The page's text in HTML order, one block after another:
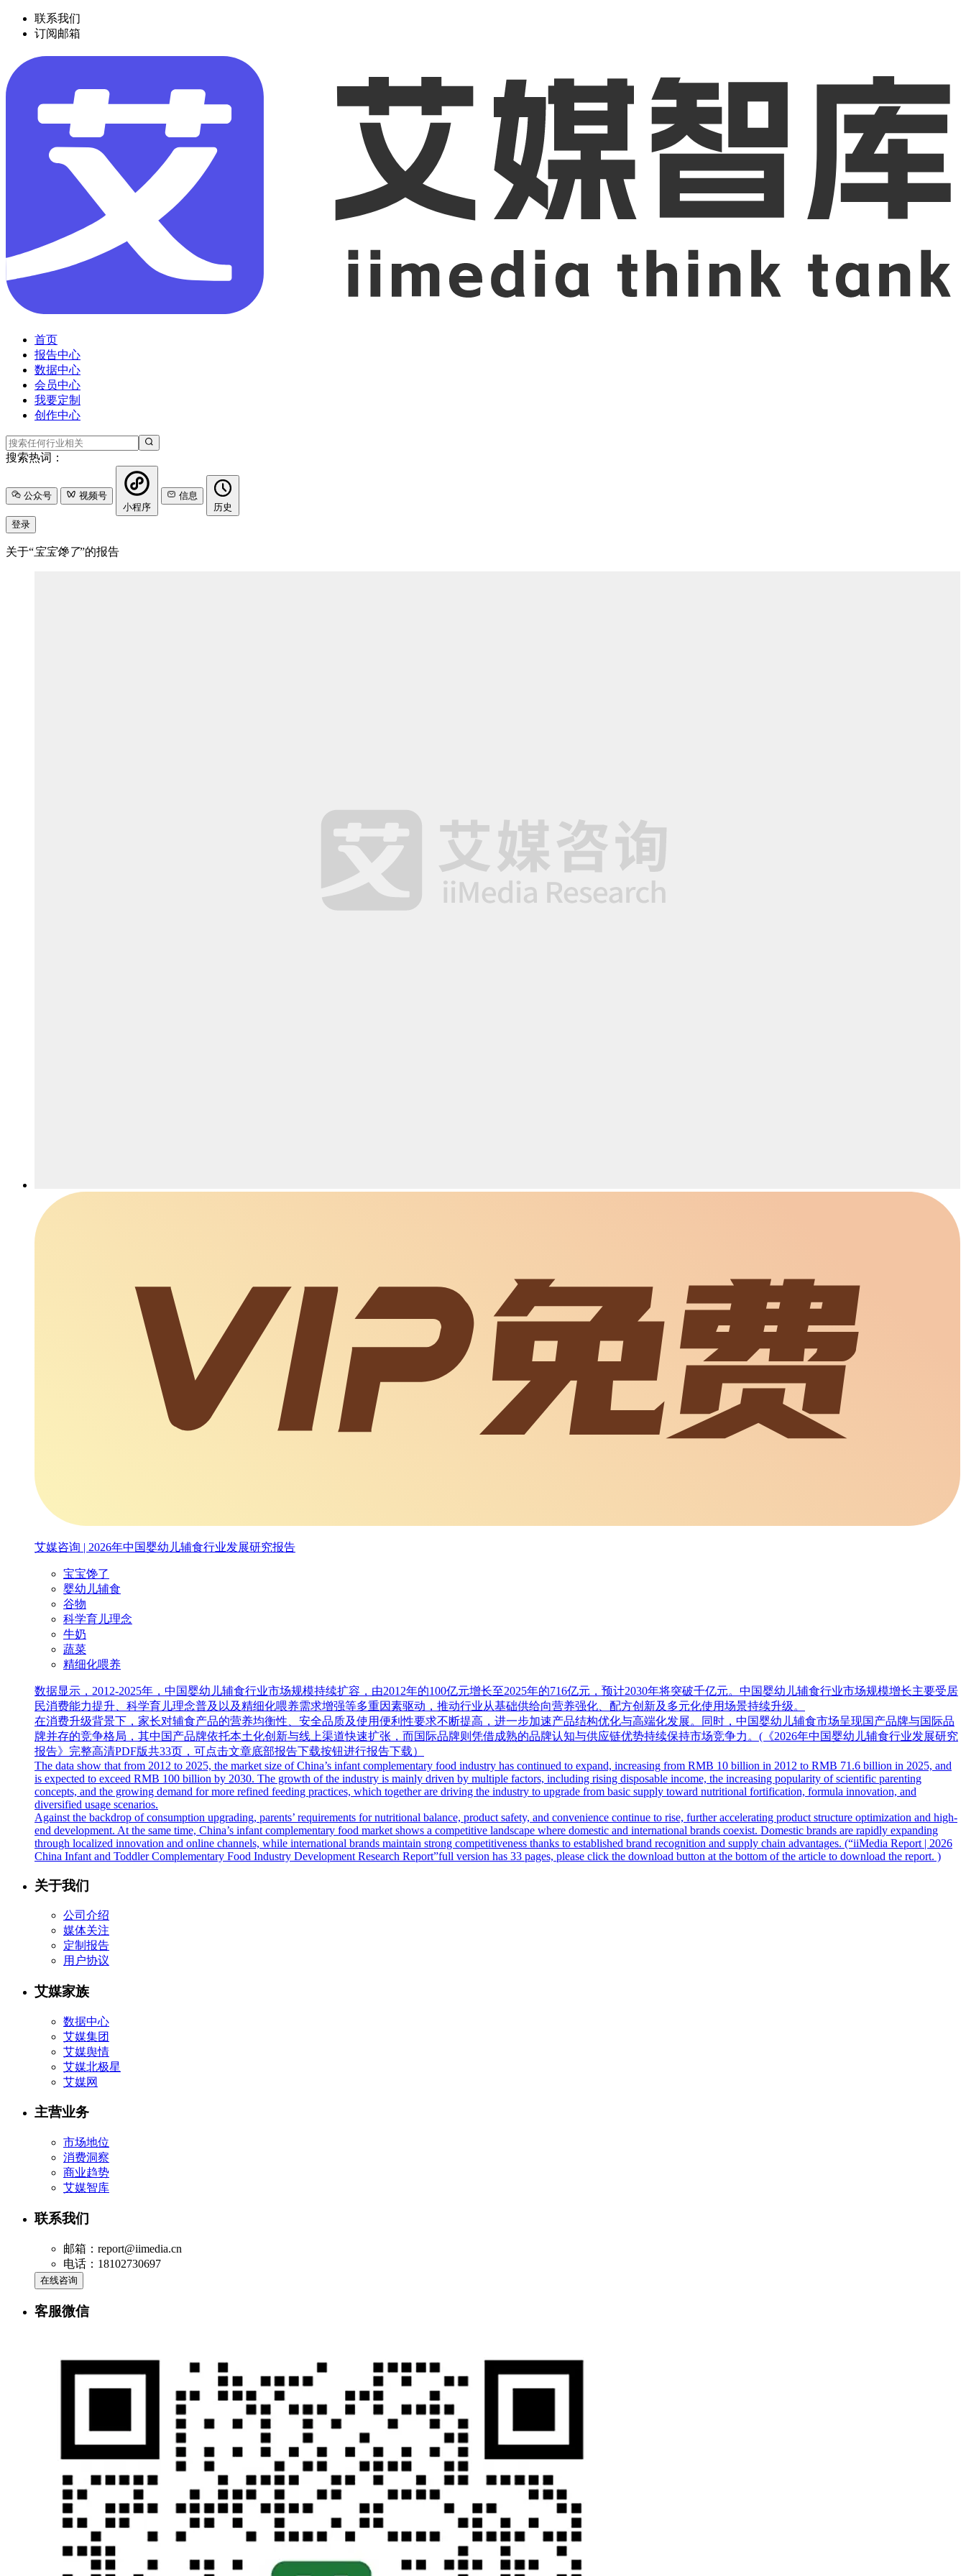
联系我们
订阅邮箱
首页
报告中心
数据中心
会员中心
我要定制
创作中心
搜索热词：
公众号
视频号
小程序
信息
历史
登录
关于“宝宝馋了”的报告
艾媒咨询 | 2026年中国婴幼儿辅食行业发展研究报告
宝宝馋了
婴幼儿辅食
谷物
科学育儿理念
牛奶
蔬菜
精细化喂养
数据显示，2012-2025年，中国婴幼儿辅食行业市场规模持续扩容，由2012年的100亿元增长至2025年的716亿元，预计2030年将突破千亿元。中国婴幼儿辅食行业市场规模增长主要受居
民消费能力提升、科学育儿理念普及以及精细化喂养需求增强等多重因素驱动，推动行业从基础供给向营养强化、配方创新及多元化使用场景持续升级。
在消费升级背景下，家长对辅食产品的营养均衡性、安全品质及使用便利性要求不断提高，进一步加速产品结构优化与高端化发展。同时，中国婴幼儿辅食市场呈现国产品牌与国际品
牌并存的竞争格局，其中国产品牌依托本土化创新与线上渠道快速扩张，而国际品牌则凭借成熟的品牌认知与供应链优势持续保持市场竞争力。(《2026年中国婴幼儿辅食行业发展研究
报告》完整高清PDF版共33页，可点击文章底部报告下载按钮进行报告下载）
The data show that from 2012 to 2025, the market size of China’s infant complementary food industry has continued to expand, increasing from RMB 10 billion in 2012 to RMB 71.6 billion in 2025, and
is expected to exceed RMB 100 billion by 2030. The growth of the industry is mainly driven by multiple factors, including rising disposable income, the increasing popularity of scientific parenting
concepts, and the growing demand for more refined feeding practices, which together are driving the industry to upgrade from basic supply toward nutritional fortification, formula innovation, and
diversified usage scenarios.
Against the backdrop of consumption upgrading, parents’ requirements for nutritional balance, product safety, and convenience continue to rise, further accelerating product structure optimization and high-
end development. At the same time, China’s infant complementary food market shows a competitive landscape where domestic and international brands coexist. Domestic brands are rapidly expanding
through localized innovation and online channels, while international brands maintain strong competitiveness thanks to established brand recognition and supply chain advantages. (“iiMedia Report | 2026
China Infant and Toddler Complementary Food Industry Development Research Report”full version has 33 pages, please click the download button at the bottom of the article to download the report. )
关于我们
公司介绍
媒体关注
定制报告
用户协议
艾媒家族
数据中心
艾媒集团
艾媒舆情
艾媒北极星
艾媒网
主营业务
市场地位
消费洞察
商业趋势
艾媒智库
联系我们
邮箱：report@iimedia.cn
电话：18102730697
在线咨询
客服微信